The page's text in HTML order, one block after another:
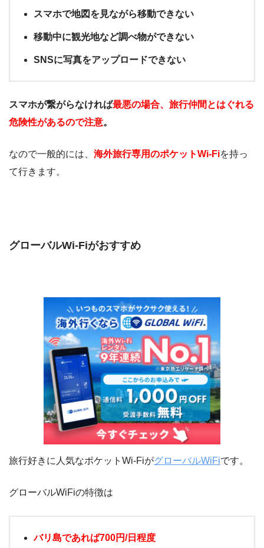
スマホで地図を見ながら移動できない
移動中に観光地など調べ物ができない
SNSに写真をアップロードできない
スマホが繋がらなければ最悪の場合、旅行仲間とはぐれる
危険性があるので注意。
なので一般的には、 海外旅行専用のポケットWi-Fiを持っ
て行きます。
グローバルWi-Fiがおすすめ
旅行好きに人気なポケットWi-FiがグローバルWiFiです。
グローバルWiFiの特徴は
バリ島であれば700円/日程度